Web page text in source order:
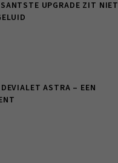
UPGRADE ZIT NIET
ASTRA – EEN